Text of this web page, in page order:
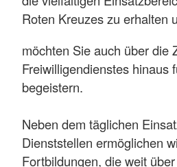
Roten Kreuzes zu erhalten
möchten Sie auch über die
Freiwilligendienstes hinaus
begeistern.
Neben dem täglichen
Dienststellen ermöglichen
Fortbildungen, die weit